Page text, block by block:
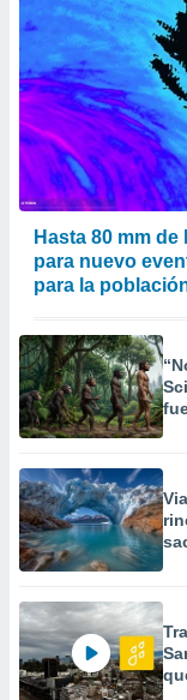
Hasta 80 mm
para nuevo
para la